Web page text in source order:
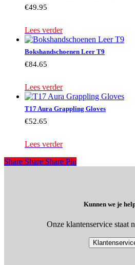
€49.95
Lees verder
Bokshandschoenen Leer T9
€84.65
Lees verder
T17 Aura Grappling Gloves
€52.65
Lees verder
Share
Share Share Share Pin
Kunnen we je
Onze klantenservice staat